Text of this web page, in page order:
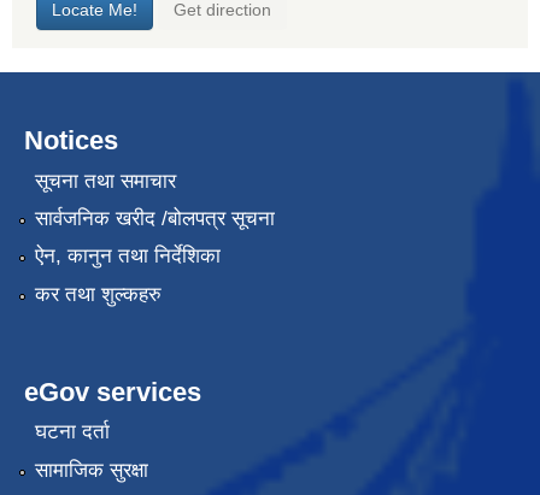
Notices
सूचना तथा समाचार
सार्वजनिक खरीद /बोलपत्र सूचना
ऐन, कानुन तथा निर्देशिका
कर तथा शुल्कहरु
eGov services
घटना दर्ता
सामाजिक सुरक्षा